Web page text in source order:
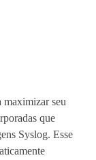
seu
que
Syslog. Esse